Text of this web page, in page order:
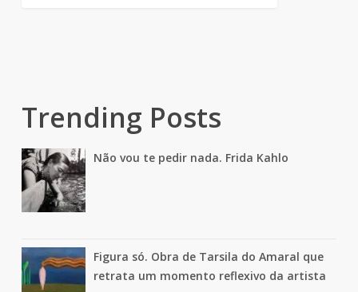
Trending Posts
Não vou te pedir nada. Frida Kahlo
Figura só. Obra de Tarsila do Amaral que
retrata um momento reflexivo da artista